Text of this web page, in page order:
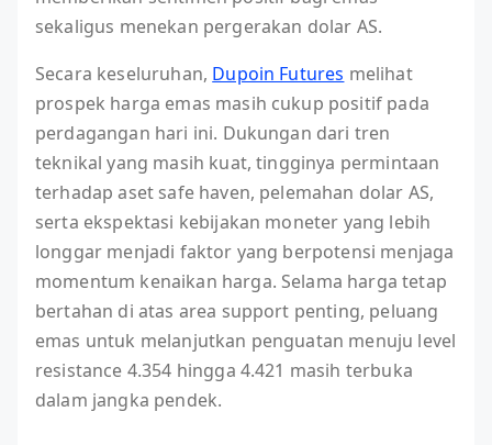
sekaligus menekan pergerakan dolar AS.
Secara keseluruhan, Dupoin Futures melihat
prospek harga emas masih cukup positif pada
perdagangan hari ini. Dukungan dari tren
teknikal yang masih kuat, tingginya permintaan
terhadap aset safe haven, pelemahan dolar AS,
serta ekspektasi kebijakan moneter yang lebih
longgar menjadi faktor yang berpotensi menjaga
momentum kenaikan harga. Selama harga tetap
bertahan di atas area support penting, peluang
emas untuk melanjutkan penguatan menuju level
resistance 4.354 hingga 4.421 masih terbuka
dalam jangka pendek.